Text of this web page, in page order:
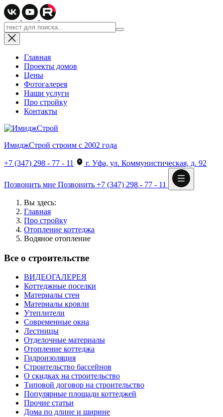
Главная
Проекты домов
Цены
Фотогалерея
Наши услуги
Про стройку
Контакты
ИмиджСтрой строим с 2002 года
+7 (347) 298 - 77 - 11 г. Уфа, ул. Коммунистическая, д. 92
Позвонить мне Позвонить +7 (347) 298 - 77 - 11
Вы здесь:
Главная
Про стройку
Отопление коттеджа
Водяное отопление
Все о строительстве
ВИДЕОГАЛЕРЕЯ
Коттеджные поселки
Материалы стен
Материалы кровли
Утеплители
Современные окна
Лестницы
Отделочные материалы
Отопление коттеджа
Гидроизоляция
Строительство бассейнов
О скидках на строительство
Типовой договор на строительство
Популярные площади коттеджей
Прочие статьи
Дома по длине и ширине